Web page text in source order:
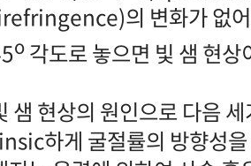
의 변화가 없
o각도로 놓으면 빛 샘 현
샘 현상의 원인으로 다음
하게 굴절률의 방향성